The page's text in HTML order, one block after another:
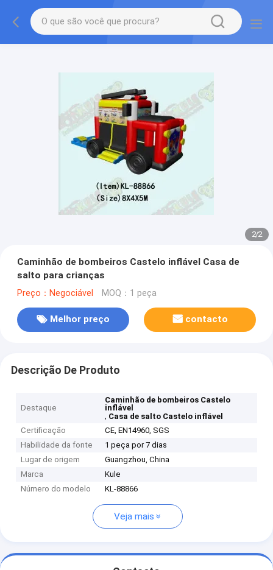
2/2
Caminhão de bombeiros Castelo inflável Casa de
salto para crianças
Preço：Negociável MOQ：1 peça
Melhor preço contacto
Descrição De Produto
Destaque
Caminhão de bombeiros Castelo
inflável
, Casa de salto Castelo inflável
Certificação
CE, EN14960, SGS
Habilidade da fonte
1 peça por 7 dias
Lugar de origem
Guangzhou, China
Marca
Kule
Número do modelo
KL-88866
Veja mais